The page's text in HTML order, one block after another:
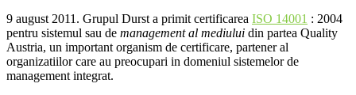
9 august 2011. Grupul Durst a primit certificarea ISO 14001 : 2004
pentru sistemul sau de management al mediului din partea Quality
Austria, un important organism de certificare, partener al
organizatiilor care au preocupari in domeniul sistemelor de
management integrat.